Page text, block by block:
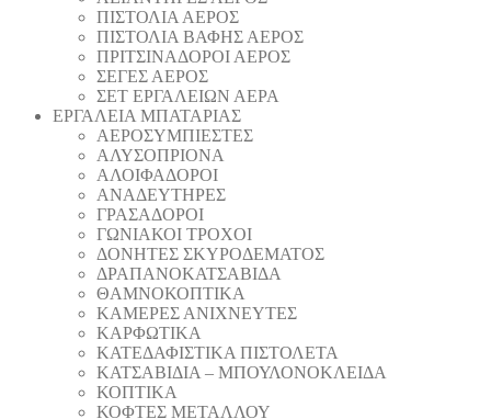
ΠΙΣΤΟΛΙΑ ΑΕΡΟΣ
ΠΙΣΤΟΛΙΑ ΒΑΦΗΣ ΑΕΡΟΣ
ΠΡΙΤΣΙΝΑΔΟΡΟΙ ΑΕΡΟΣ
ΣΕΓΕΣ ΑΕΡΟΣ
ΣΕΤ ΕΡΓΑΛΕΙΩΝ ΑΕΡΑ
ΕΡΓΑΛΕΙΑ ΜΠΑΤΑΡΙΑΣ
AEΡΟΣΥΜΠΙΕΣΤΕΣ
AΛΥΣΟΠΡΙΟΝΑ
ΑΛΟΙΦΑΔOΡΟI
ΑΝΑΔΕΥΤΗΡΕΣ
ΓΡΑΣΑΔΟΡΟΙ
ΓΩΝΙΑΚΟΙ ΤΡΟΧΟΙ
ΔΟΝΗΤΕΣ ΣΚΥΡΟΔΕΜΑΤΟΣ
ΔΡΑΠΑΝΟΚΑΤΣΑΒΙΔΑ
ΘAΜΝΟΚΟΠΤΙΚΑ
ΚΑΜΕΡΕΣ ΑΝΙΧΝΕΥΤΕΣ
ΚΑΡΦΩΤΙΚΑ
ΚΑΤΕΔΑΦΙΣΤΙΚΑ ΠΙΣΤΟΛΕΤΑ
ΚΑΤΣΑΒΙΔΙΑ – ΜΠΟΥΛΟΝΟΚΛΕΙΔΑ
ΚΟΠΤΙΚA
ΚΟΦΤΕΣ ΜΕΤΑΛΛΟΥ